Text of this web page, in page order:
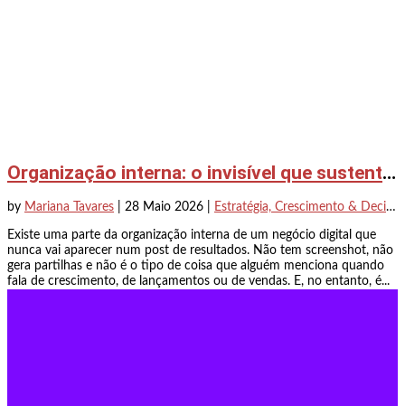
Organização interna: o invisível que sustenta tudo
by Mariana Tavares 28 Maio 2026 Estratégia, Crescimento & Decisão
Existe uma parte da organização interna de um negócio digital que
nunca vai aparecer num post de resultados. Não tem screenshot, não
gera partilhas e não é o tipo de coisa que alguém menciona quando
fala de crescimento, de lançamentos ou de vendas. E, no entanto, é...